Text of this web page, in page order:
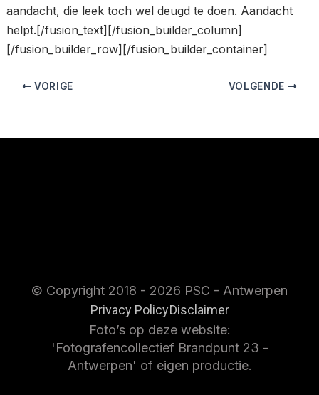
aandacht, die leek toch wel deugd te doen. Aandacht
helpt.[/fusion_text][/fusion_builder_column]
[/fusion_builder_row][/fusion_builder_container]
VORIGE VOLGENDE
© Copyright 2018 - 2026 PSC - Antwerpen
Privacy PolicyDisclaimer
Foto’s op deze website:
'Fotografencollectief Brandpunt 23 -
Antwerpen' of eigen productie.